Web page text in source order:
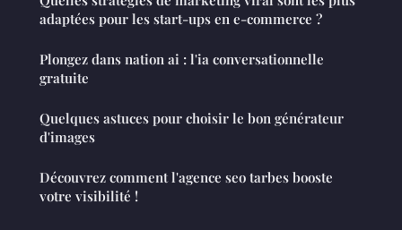
adaptées pour les start-ups en e-commerce ?
Plongez dans nation ai : l'ia conversationnelle
gratuite
Quelques astuces pour choisir le bon générateur
d'images
Découvrez comment l'agence seo tarbes booste
votre visibilité !